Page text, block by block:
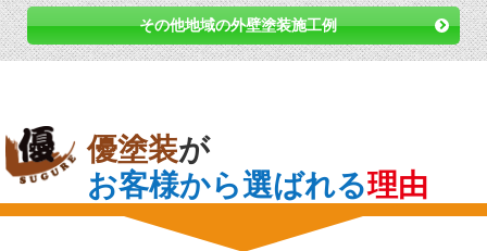
その他地域の外壁塗装施工例
優塗装が
お客様から選ばれる理由